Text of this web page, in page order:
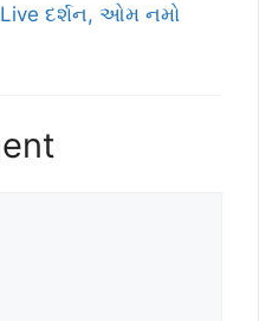
દર્શન, ઓમ નમો